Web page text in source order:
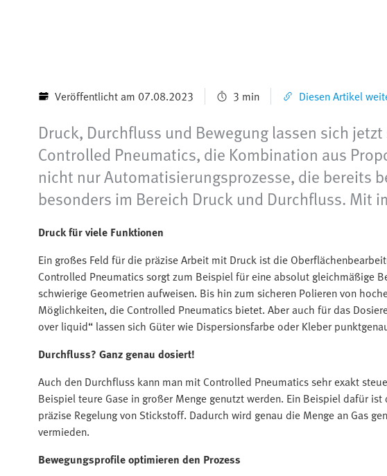
Veröffentlicht am 07.08.2023 3 min Diesen Artikel
Druck, Durchfluss und Bewegung lassen sich
Controlled Pneumatics, die Kombination aus
nicht nur Automatisierungsprozesse, die bereits
besonders im Bereich Druck und Durchfluss. Mit
Druck für viele Funktionen​​
Ein großes Feld für die präzise Arbeit mit Druck ist die
Controlled Pneumatics sorgt zum Beispiel für eine absolut gleichmäßige
schwierige Geometrien aufweisen. Bis hin zum sicheren Polieren von
Möglichkeiten, die Controlled Pneumatics bietet. ​​Aber auch für das
over liquid“ lassen sich Güter wie Dispersionsfarbe oder Kleber
Durchfluss? Ganz genau dosiert!​​
Auch den Durchfluss kann man mit Controlled Pneumatics sehr exakt
Beispiel teure Gase in großer Menge genutzt werden. Ein Beispiel dafür
präzise Regelung von Stickstoff. Dadurch wird genau die Menge an Gas
vermieden.
Bewegungsprofile optimieren den Prozess